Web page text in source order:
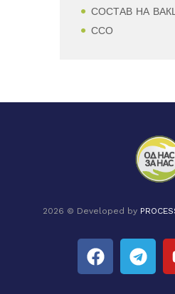
СОСТАВ НА
ССО
2026 © Developed by